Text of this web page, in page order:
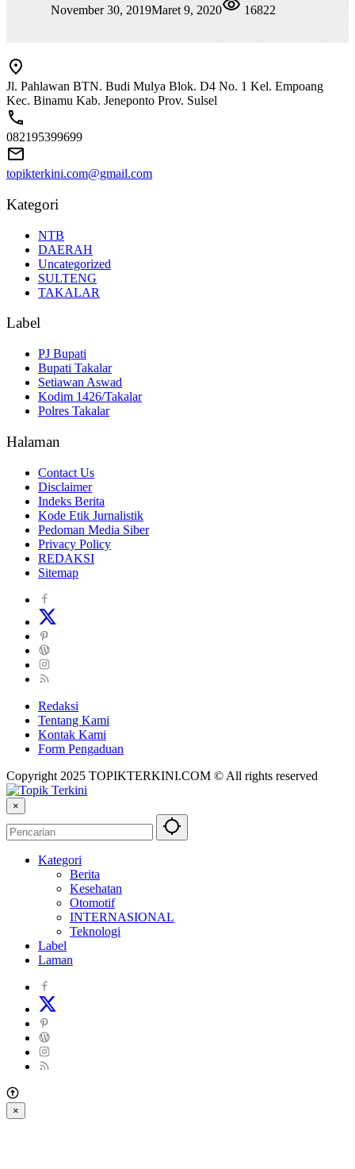
November 30, 2019Maret 9, 2020 16822
Jl. Pahlawan BTN. Budi Mulya Blok. D4 No. 1 Kel. Empoang
Kec. Binamu Kab. Jeneponto Prov. Sulsel
082195399699
topikterkini.com@gmail.com
Kategori
NTB
DAERAH
Uncategorized
SULTENG
TAKALAR
Label
PJ Bupati
Bupati Takalar
Setiawan Aswad
Kodim 1426/Takalar
Polres Takalar
Halaman
Contact Us
Disclaimer
Indeks Berita
Kode Etik Jurnalistik
Pedoman Media Siber
Privacy Policy
REDAKSI
Sitemap
Redaksi
Tentang Kami
Kontak Kami
Form Pengaduan
Copyright 2025 TOPIKTERKINI.COM © All rights reserved
×
Kategori
Berita
Kesehatan
Otomotif
INTERNASIONAL
Teknologi
Label
Laman
×